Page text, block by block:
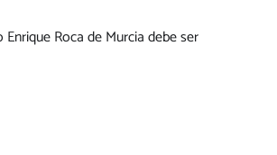
Enrique Roca de Murcia debe ser